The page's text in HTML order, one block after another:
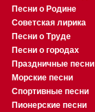
Песни о Родине
Советская лирика
Песни о Труде
Песни о городах
Праздничные песни
Морские песни
Спортивные песни
Пионерские песни